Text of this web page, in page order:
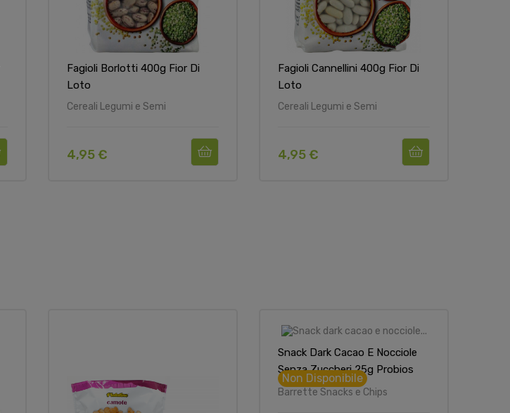
Fagioli Borlotti 400g Fior Di
Loto
Cereali Legumi e Semi
4,95 €
Fagioli Cannellini 400g Fior Di
Loto
Cereali Legumi e Semi
4,95 €
Snack Dark Cacao E Nocciole
Senza Zuccheri 25g Probios
Barrette Snacks e Chips
Non Disponibile